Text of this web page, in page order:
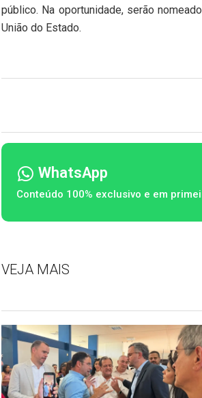
público. Na oportunidade, serão
União do Estado.
WhatsApp
Conteúdo 100% exclusivo e em
VEJA MAIS